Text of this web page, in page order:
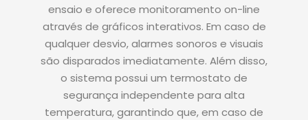
ensaio e oferece monitoramento on-line
através de gráficos interativos. Em caso de
qualquer desvio, alarmes sonoros e visuais
são disparados imediatamente. Além disso,
o sistema possui um termostato de
segurança independente para alta
temperatura, garantindo que, em caso de